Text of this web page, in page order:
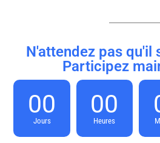
N'attendez pas qu'il
Participez
00
Jours
00
Heures